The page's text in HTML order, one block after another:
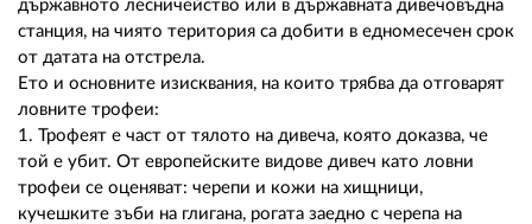
държавното лесничейство или в държавната дивечовъдна
станция, на чиято територия са добити в едномесечен срок
от датата на отстрела.
Ето и основните изисквания, на които трябва да отговарят
ловните трофеи:
1. Трофеят е част от тялото на дивеча, която доказва, че
той е убит. От европейските видове дивеч като ловни
трофеи се оценяват: черепи и кожи на хищници,
кучешките зъби на глигана, рогата заедно с черепа на